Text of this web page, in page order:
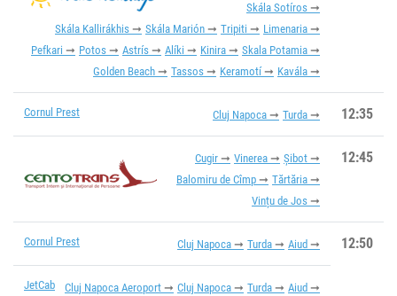
Skála Sotíros
Skála Kallirákhis
Skála Marión Tripiti
Limenaria
Pefkari
Potos Astrís Alíki Kinira
Skala Potamia
Golden Beach
Tassos Keramotí Kavála
Cornul Prest Cluj Napoca Turda 12:35
Cugir Vinerea
Șibot
Balomiru de Cîmp
Tărtăria
Vințu de Jos
12:45
Cornul Prest Cluj Napoca Turda Aiud 12:50
JetCab Cluj Napoca Aeroport Cluj Napoca Turda
Aiud